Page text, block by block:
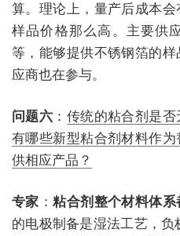
算。理论上，量产后成本
样品价格那么高。主要供
等，能够提供不锈钢箔的
应商也在参与。
问题六 ： 传统的粘合剂是
有哪些新型粘合剂材料作
供相应产品？
专家 ：粘合剂整个材料体
的电极制备是湿法工艺，负